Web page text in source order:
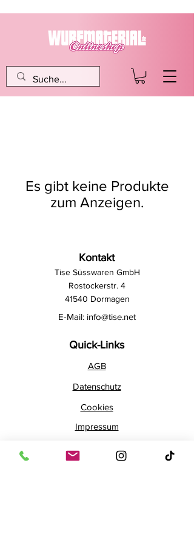
Es gibt keine Produkte
zum Anzeigen.
Kontakt
Tise Süsswaren GmbH
Rostockerstr. 4
41540 Dormagen
E-Mail: info@tise.net
Quick-Links
AGB
Datenschutz
Cookies
Impressum